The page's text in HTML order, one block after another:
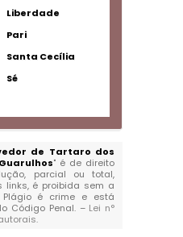
Liberdade
Pari
Santa Cecília
Sé
de Tartaro dos
" é de direito
parcial ou total,
links, é proibida sem a
é crime e está
Código Penal. – Lei n°
.